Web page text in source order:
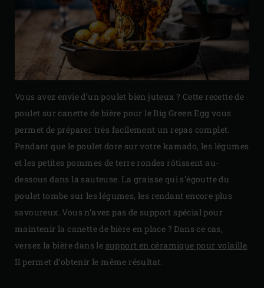
Vous avez envie d’un poulet bien juteux ? Cette recette de
poulet sur canette de bière pour le Big Green Egg vous
permet de préparer très facilement un repas complet.
Pendant que le poulet dore sur votre kamado, les légumes
et les petites pommes de terre rondes rôtissent au-
dessous dans la sauteuse. La graisse qui s’égoutte du
poulet tombe sur les légumes, les rendant encore plus
savoureux. Vous n’avez pas de support spécial pour
maintenir la canette de bière en place ? Dans ce cas,
versez la bière dans le support en céramique pour volaille
Il permet d’obtenir le même résultat.